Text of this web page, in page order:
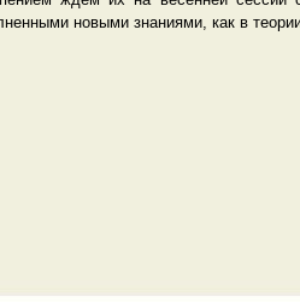
новыми знаниями, как в